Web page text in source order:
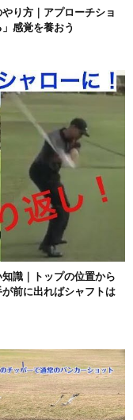
り方｜アプローチショ
感覚を養おう
識｜トップの位置から
前に出ればシャフトは